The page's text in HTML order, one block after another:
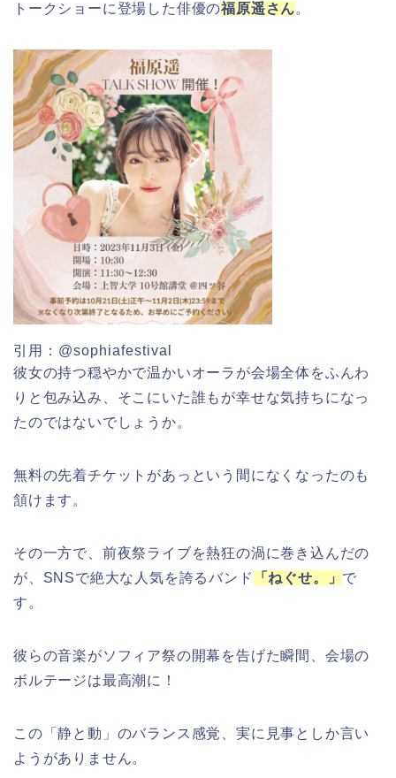
トークショーに登場した俳優の福原遥さん。
引用：@sophiafestival
彼女の持つ穏やかで温かいオーラが会場全体をふんわ
りと包み込み、そこにいた誰もが幸せな気持ちになっ
たのではないでしょうか。
無料の先着チケットがあっという間になくなったのも
頷けます。
その一方で、前夜祭ライブを熱狂の渦に巻き込んだの
が、SNSで絶大な人気を誇るバンド
「ねぐせ。」 で
す。
彼らの音楽がソフィア祭の開幕を告げた瞬間、会場の
ボルテージは最高潮に！
この「静と動」のバランス感覚、実に見事としか言い
ようがありません。